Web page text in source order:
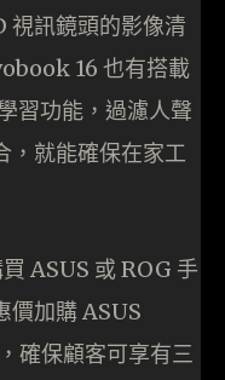
視訊鏡頭的影像清
16 也有搭載
習功能，過濾人聲
，就能確保在家工
ASUS 或 ROG 手
價加購 ASUS
確保顧客可享有三